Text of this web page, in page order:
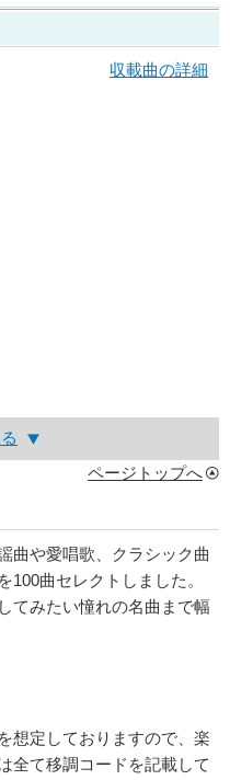
収載曲の詳細
ページトップへ
曲や愛唱歌、クラシック曲
100曲セレクトしました。
てみたい憧れの名曲まで幅
想定しておりますので、楽
全て移調コードを記載して